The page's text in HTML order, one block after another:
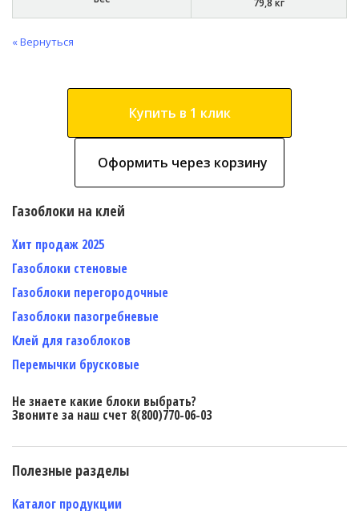
79,8 кг
« Вернуться
Купить в 1 клик
Оформить через корзину
Газоблоки на клей
Хит продаж 2025
Газоблоки стеновые
Газоблоки перегородочные
Газоблоки пазогребневые
Клей для газоблоков
Перемычки брусковые
Не знаете какие блоки выбрать?
Звоните за наш счет 8(800)770-06-03
Полезные разделы
Каталог продукции